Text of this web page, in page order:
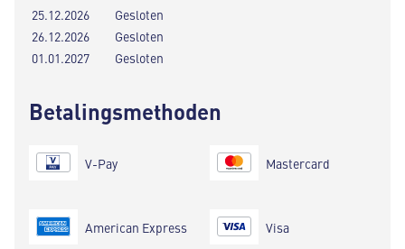
25.12.2026
Gesloten
26.12.2026
Gesloten
01.01.2027
Gesloten
Betalingsmethoden
V-Pay
American Express
Mastercard
Visa